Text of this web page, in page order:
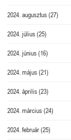
2024. augusztus(27)
2024. július(25)
2024. június(16)
2024. május(21)
2024. április(23)
2024. március(24)
2024. február(25)